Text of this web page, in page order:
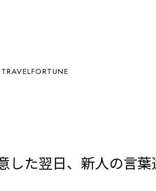
TRAVELFORTUNE
した翌日、新人の言